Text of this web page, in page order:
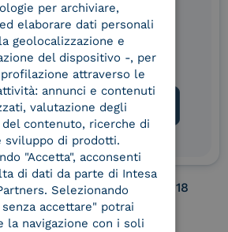
UNI EN ISO 37001
UNI EN ISO 27001
UNI EN ISO 27018
privacy INTESA.
per archiviare,
elaborare dati personali
geolocalizzazione e
del dispositivo -, per
attraverso le
annunci e contenuti
valutazione degli
del contenuto, ricerche di
sviluppo di prodotti.
"Accetta", acconsenti
di dati da parte di Intesa
Selezionando
accettare" potrai
la navigazione con i soli